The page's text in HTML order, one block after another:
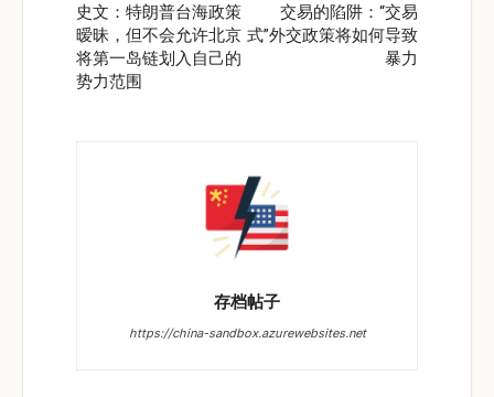
史文：特朗普台海政策
暧昧，但不会允许北京
将第一岛链划入自己的
势力范围
交易的陷阱：“交易
式”外交政策将如何导致
暴力
存档帖子
https://china-sandbox.azurewebsites.net